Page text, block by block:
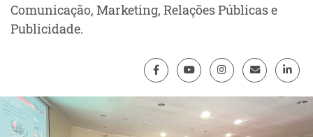
Comunicação, Marketing, Relações Públicas e
Publicidade.